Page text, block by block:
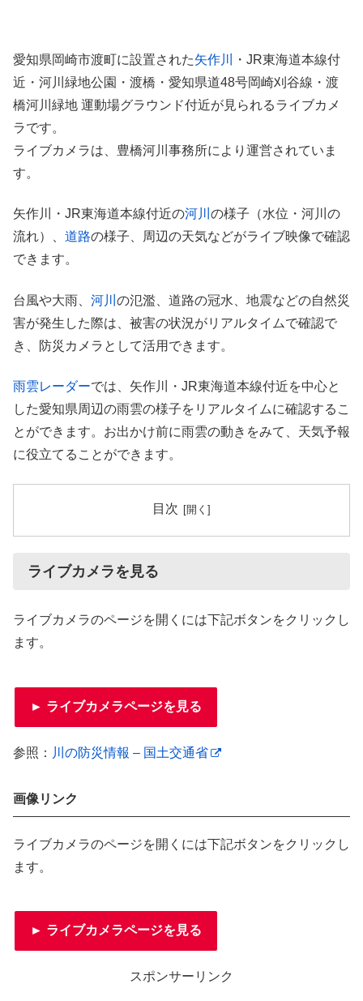
愛知県岡崎市渡町に設置された矢作川
・JR東海道本線付
近・河川緑地公園・渡橋・愛知県道48号岡崎刈谷線・渡
橋河川緑地 運動場グラウンド付近が見られるライブカメ
ラです。
ライブカメラは、豊橋河川事務所により運営されていま
す。
矢作川・JR東海道本線付近の河川 の様子（水位・河川の
流れ）、 道路の様子、周辺の天気などがライブ映像で確認
できます。
台風や大雨、 河川 の氾濫、道路の冠水、地震などの自然災
害が発生した際は、被害の状況がリアルタイムで確認で
き、防災カメラとして活用できます。
雨雲レーダーでは、矢作川・JR東海道本線付近を中心と
した愛知県周辺の雨雲の様子をリアルタイムに確認するこ
とができます。お出かけ前に雨雲の動きをみて、天気予報
に役立てることができます。
目次
ライブカメラを見る
ライブカメラのページを開くには下記ボタンをクリックし
ます。
► ライブカメラページを見る
参照： 川の防災情報 – 国土交通省
画像リンク
ライブカメラのページを開くには下記ボタンをクリックし
ます。
► ライブカメラページを見る
スポンサーリンク